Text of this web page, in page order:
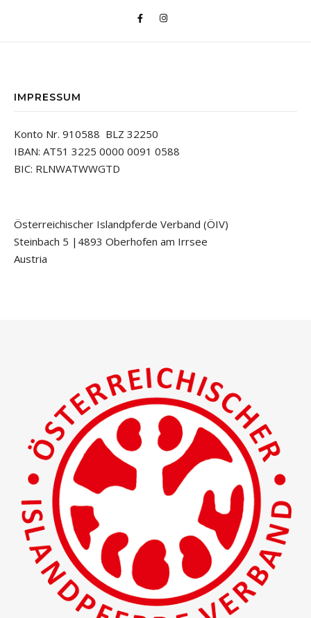
IMPRESSUM
Konto Nr. 910588 BLZ 32250
IBAN: AT51 3225 0000 0091 0588
BIC: RLNWATWWGTD
Österreichischer Islandpferde Verband (ÖIV)
Steinbach 5 |4893 Oberhofen am Irrsee
Austria